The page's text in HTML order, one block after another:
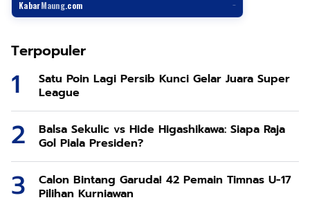
KabarMaung.com –
Terpopuler
Satu Poin Lagi Persib Kunci Gelar Juara Super
League
Balsa Sekulic vs Hide Higashikawa: Siapa Raja
Gol Piala Presiden?
Calon Bintang Garuda! 42 Pemain Timnas U-17
Pilihan Kurniawan